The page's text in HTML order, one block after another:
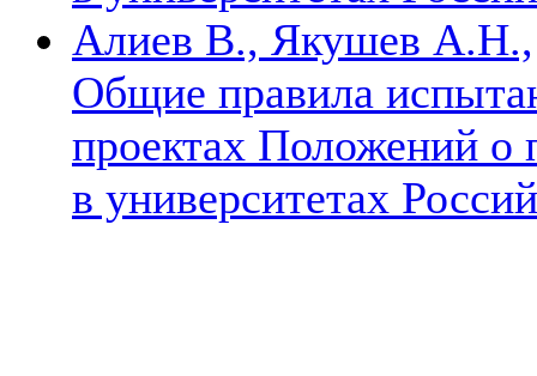
Алиев В., Якушев А.Н.,
Общие правила
проектах Положений о
в университетах